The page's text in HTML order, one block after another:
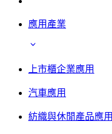
應用產業
上市櫃企業應用
汽車應用
紡織與休閒產品應用